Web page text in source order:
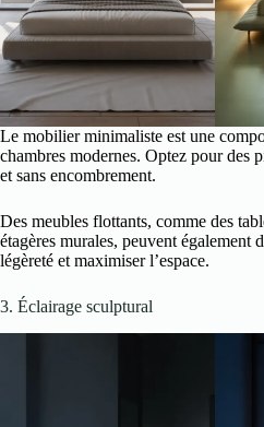
Le mobilier minimaliste est une
chambres modernes. Optez pour des
et sans encombrement.
Des meubles flottants, comme des
étagères murales, peuvent également
légèreté et maximiser l’espace.
3. Éclairage sculptural